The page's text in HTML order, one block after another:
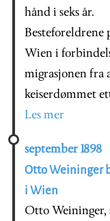
hånd i seks år.
Besteforeldrene
Wien i
migrasjonen fra
keiserdømmet
Les mer
september 1898
Otto Weininger
i Wien
Otto Weininger,